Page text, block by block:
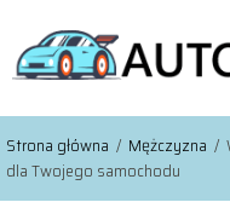
Strona główna / Mężczyzna /
dla Twojego samochodu